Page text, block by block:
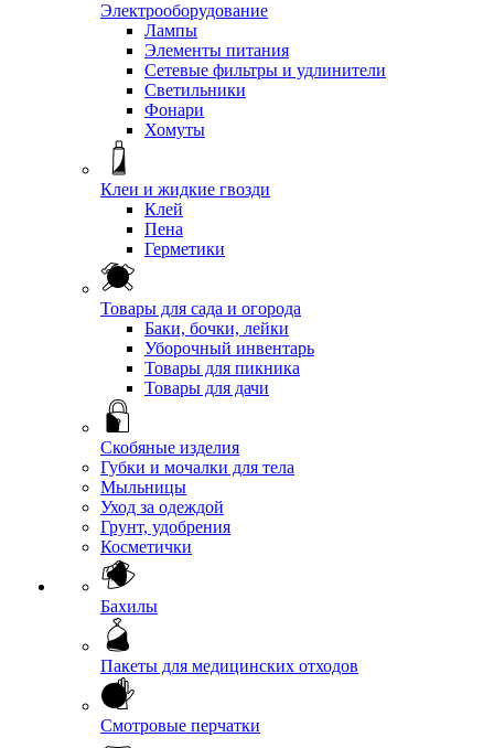
Электрооборудование
Лампы
Элементы питания
Сетевые фильтры и удлинители
Светильники
Фонари
Хомуты
Клеи и жидкие гвозди
Клей
Пена
Герметики
Товары для сада и огорода
Баки, бочки, лейки
Уборочный инвентарь
Товары для пикника
Товары для дачи
Скобяные изделия
Губки и мочалки для тела
Мыльницы
Уход за одеждой
Грунт, удобрения
Косметички
Бахилы
Пакеты для медицинских отходов
Смотровые перчатки